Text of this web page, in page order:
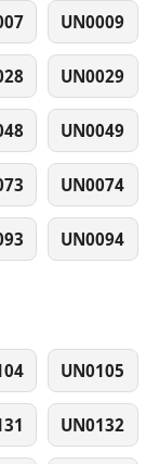
UN0009
UN0029
UN0049
UN0074
UN0094
UN0105
UN0132